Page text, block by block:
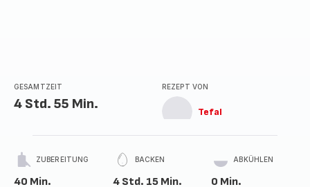
GESAMTZEIT
4 Std. 55 Min.
REZEPT VON
Tefal
ZUBEREITUNG
40 Min.
BACKEN
4 Std. 15 Min.
ABKÜHLEN
0 Min.